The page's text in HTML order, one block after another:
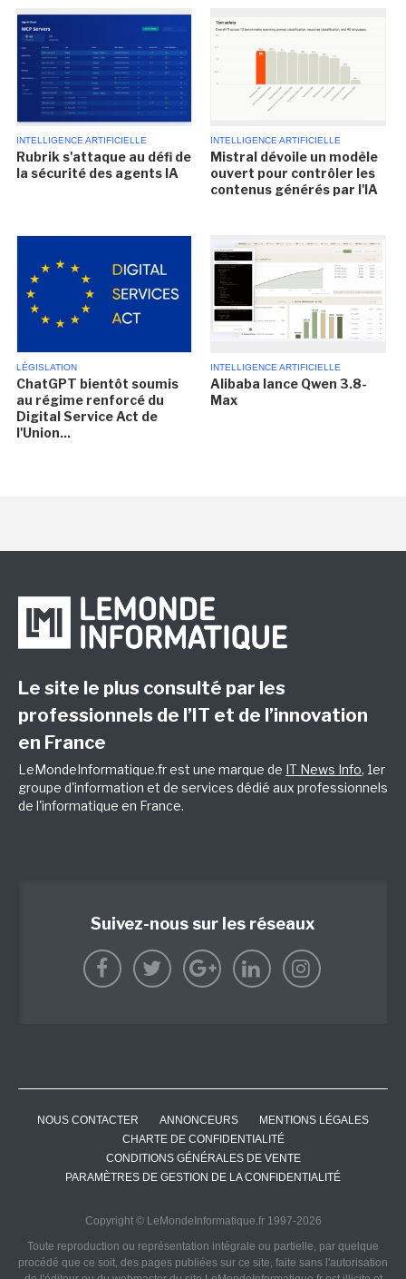
INTELLIGENCE ARTIFICIELLE
Rubrik s'attaque au défi de
la sécurité des agents IA
INTELLIGENCE ARTIFICIELLE
Mistral dévoile un modèle
ouvert pour contrôler les
contenus générés par l'IA
LÉGISLATION
ChatGPT bientôt soumis
au régime renforcé du
Digital Service Act de
l'Union...
INTELLIGENCE ARTIFICIELLE
Alibaba lance Qwen 3.8-
Max
Le site le plus consulté par les
professionnels de l’IT et de l’innovation
en France
LeMondeInformatique.fr est une marque de IT News Info, 1er
groupe d'information et de services dédié aux professionnels
de l'informatique en France.
Suivez-nous sur les réseaux
NOUS CONTACTER ANNONCEURS
MENTIONS LÉGALES
CHARTE DE CONFIDENTIALITÉ
CONDITIONS GÉNÉRALES DE VENTE
PARAMÈTRES DE GESTION DE LA CONFIDENTIALITÉ
Copyright © LeMondeInformatique.fr 1997-2026
Toute reproduction ou représentation intégrale ou partielle, par quelque
procédé que ce soit, des pages publiées sur ce site, faite sans l'autorisation